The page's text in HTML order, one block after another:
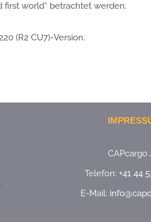
first world“ betrachtet werden.
(R2 CU7)-Version.
CAPcargo
Telefon:+41 44
E-Mail: